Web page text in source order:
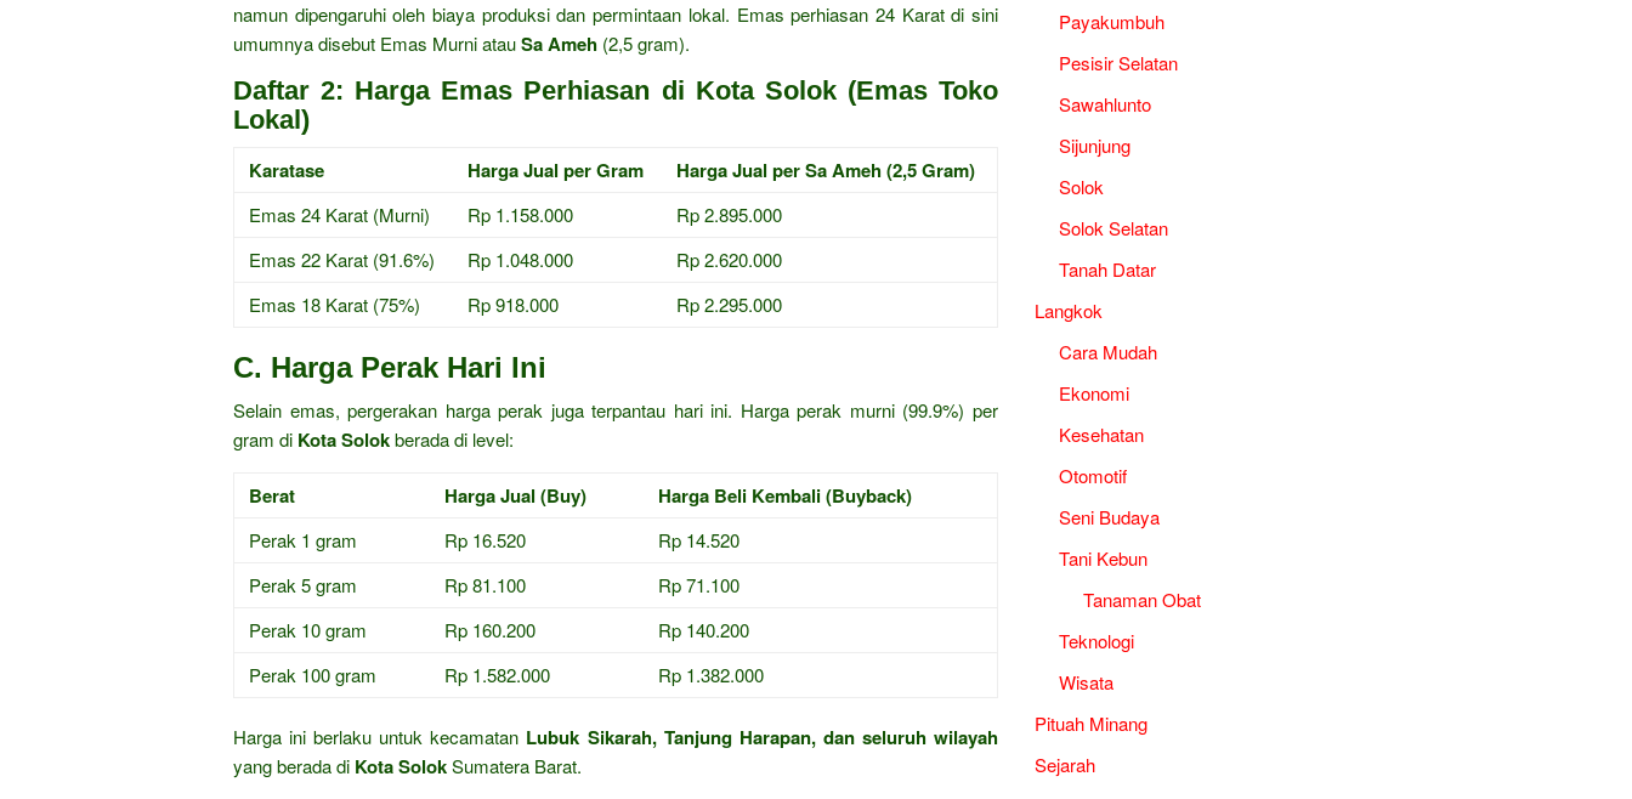
namun dipengaruhi oleh biaya produksi dan permintaan lokal. Emas perhiasan 24 Karat di sini
umumnya disebut Emas Murni atauSa Ameh (2,5 gram).
Daftar 2: Harga Emas Perhiasan di Kota Solok (Emas Toko
Lokal)
Karatase Harga Jual per Gram Harga Jual per Sa Ameh (2,5 Gram)
Emas 24 Karat (Murni) Rp 1.158.000
Rp 2.895.000
Emas 22 Karat (91.6%)
Rp 1.048.000
Rp 2.620.000
Emas 18 Karat (75%)
Rp 918.000 Rp 2.295.000
C. Harga Perak Hari Ini
Selain emas, pergerakan harga perak juga terpantau hari ini. Harga perak murni (99.9%) per
gram di Kota Solokberada di level:
Berat Harga Jual (Buy) Harga Beli Kembali (Buyback)
Perak 1 gram Rp 16.520
Rp 14.520
Perak 5 gram
Rp 81.100
Rp 71.100
Perak 10 gram
Rp 160.200
Rp 140.200
Perak 100 gram
Rp 1.582.000 Rp 1.382.000
Harga ini berlaku untuk kecamatan Lubuk Sikarah, Tanjung Harapan, dan seluruh wilayah
yang berada di Kota SolokSumatera Barat.
Payakumbuh
Pesisir Selatan
Sawahlunto
Sijunjung
Solok
Solok Selatan
Tanah Datar
Langkok
Cara Mudah
Ekonomi
Kesehatan
Otomotif
Seni Budaya
Tani Kebun
Tanaman Obat
Teknologi
Wisata
Pituah Minang
Sejarah